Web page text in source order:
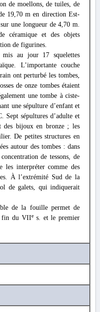
de moellons, de tuiles, de
19,70 m en direction Est-
une longueur de 4,70 m.
céramique et des objets
de figurines.
au jour 17 squelettes
L’importante couche
ont perturbé les tombes,
de onze tombes étaient
une tombe à ciste-
une sépulture d’enfant et
Sept sépultures d’adulte et
des bijoux en bronze ; les
De petites structures en
autour des tombes : dans
de tessons, de
les interpréter comme des
À l’extrémité Sud de la
de galets, qui indiquerait
de la fouille permet de
fin du VIIes. et le premier